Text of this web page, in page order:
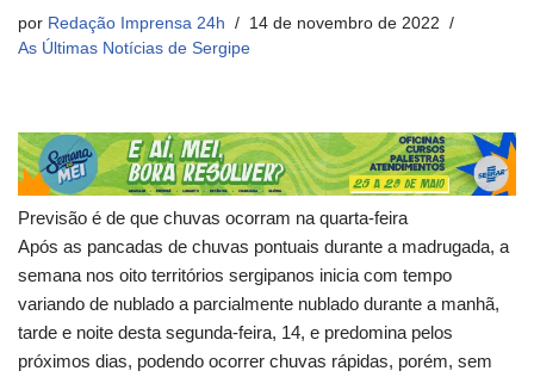
por Redação Imprensa 24h
14 de novembro de 2022
As Últimas Notícias de Sergipe
Previsão é de que chuvas ocorram na quarta-feira
Após as pancadas de chuvas pontuais durante a madrugada, a
semana nos oito territórios sergipanos inicia com tempo
variando de nublado a parcialmente nublado durante a manhã,
tarde e noite desta segunda-feira, 14, e predomina pelos
próximos dias, podendo ocorrer chuvas rápidas, porém, sem